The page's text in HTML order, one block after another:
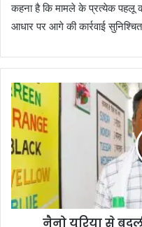
कहना है कि मामले के प्रत्येक पहलू
आधार पर आगे की कार्रवाई
नैनो यूरिया से